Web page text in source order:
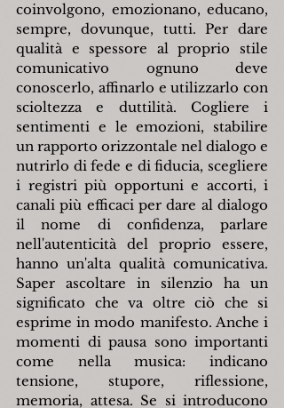
coinvolgono, emozionano, educano,
sempre, dovunque, tutti. Per dare
qualità e spessore al proprio stile
comunicativo ognuno deve
conoscerlo, affinarlo e utilizzarlo con
scioltezza e duttilità. Cogliere i
sentimenti e le emozioni, stabilire
un rapporto orizzontale nel dialogo e
nutrirlo di fede e di fiducia, scegliere
i registri più opportuni e accorti, i
canali più efficaci per dare al dialogo
il nome di confidenza, parlare
nell'autenticità del proprio essere,
hanno un'alta qualità comunicativa.
Saper ascoltare in silenzio ha un
significato che va oltre ciò che si
esprime in modo manifesto. Anche i
momenti di pausa sono importanti
come nella musica: indicano
tensione, stupore, riflessione,
memoria, attesa. Se si introducono